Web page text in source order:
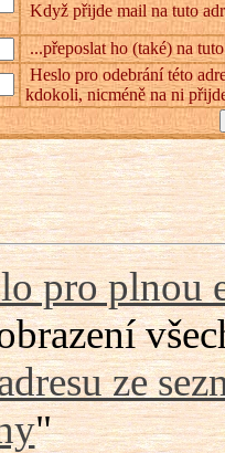
Když přijde mail na tuto
...přeposlat ho (také) na
Heslo pro odebrání této
kdokoli, nicméně na ni
pro plnou
ze
"